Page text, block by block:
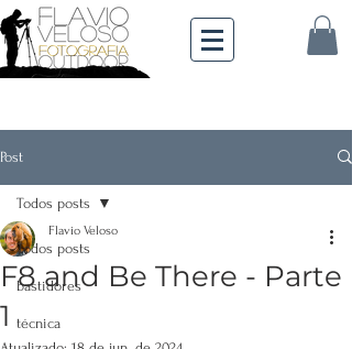
Post
Todos posts
bastidores
técnica
Todos posts
F8 and Be There - Parte
1
Flavio Veloso